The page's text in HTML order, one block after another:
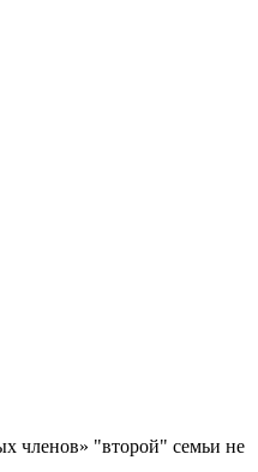
членов» "второй" семьи не